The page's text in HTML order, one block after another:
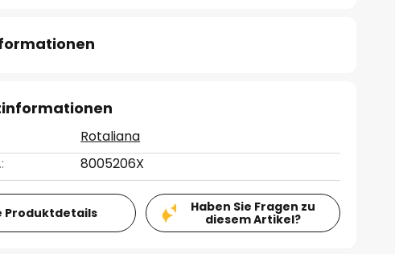
Rotaliana
8005206X
Produktdetails
Haben Sie Fragen zu
diesem Artikel?